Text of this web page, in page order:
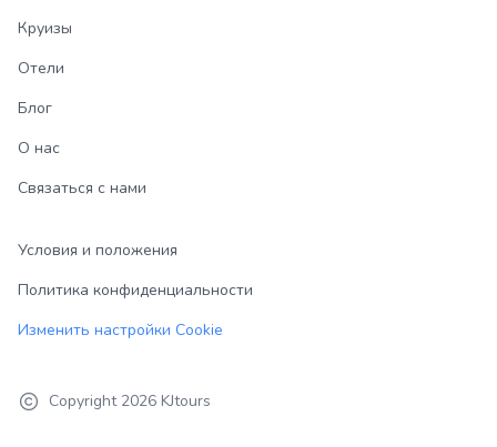
Круизы
Отели
Блог
О нас
Связаться с нами
Условия и положения
Политика конфиденциальности
Изменить настройки Cookie
Copyright 2026 KJtours